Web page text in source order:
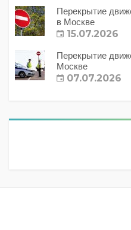
Перекрытие
в Москве
15.07.2026
Перекрытие
Москве
07.07.2026